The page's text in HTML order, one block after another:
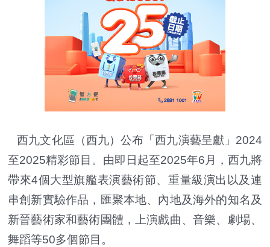
西九文化區（西九）公布「西九演藝呈獻」2024
至2025精彩節目。由即日起至2025年6月，西九將
帶來4個大型旗艦表演藝術節、重量級演出以及連
串創新實驗作品，匯聚本地、內地及海外的知名及
新晉藝術家和藝術團體，上演戲曲、音樂、劇場、
舞蹈等50多個節目。